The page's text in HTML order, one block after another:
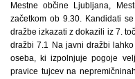
Mestne občine Ljubljana,
začetkom ob 9.30. Kandidati
dražbe izkazati z dokazili iz 7.
dražbi 7.1 Na javni dražbi
oseba, ki izpolnjuje pogoje
pravice tujcev na